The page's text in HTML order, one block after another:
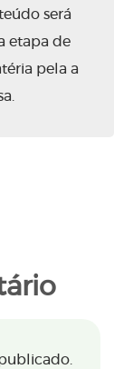
será
etapa de
pela a